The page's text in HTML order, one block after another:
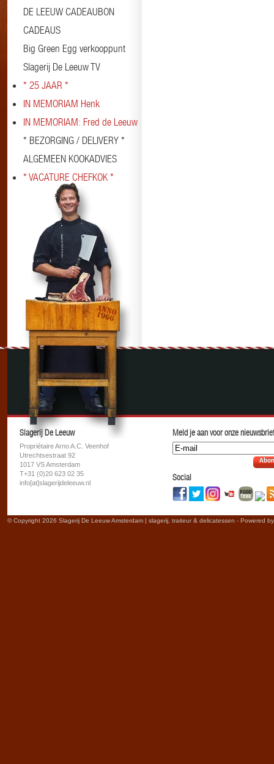
DE LEEUW CADEAUBON
CADEAUS
Big Green Egg verkooppunt
Slagerij De Leeuw TV
* 25 JAAR *
IN MEMORIAM Henk
IN MEMORIAM: Fred de Leeuw
* BEZORGING / DELIVERY *
ALGEMEEN KOOKADVIES
* VACATURE CHEFKOK *
Slagerij De Leeuw
Propriétaire Arno A.C. Veenhof
Utrechtsestraat 92
1017 VS Amsterdam
T+31 (0)20 623 02 35
info[at]slagerijdeleeuw.nl
Meld je aan voor onze
Social
© Copyright 2026 Slagerij De Leeuw Amsterdam | slagerij, traiteur & delicatessen - Powered